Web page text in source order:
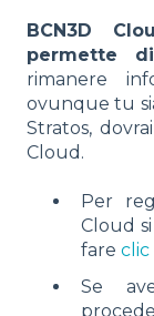
BCN3D
permette
rimanere
ovunque tu
Stratos,
Cloud.
Per
Cloud
fare
Se